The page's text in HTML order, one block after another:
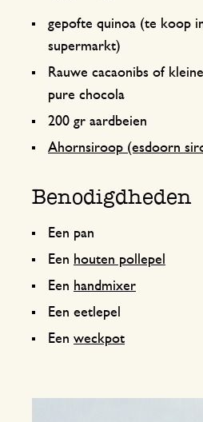
gepofte quinoa (te koop
supermarkt)
Rauwe cacaonibs of
pure chocola
200 gr aardbeien
Ahornsiroop (esdoorn
Benodigdheden
Een pan
Een houten pollepel
Een handmixer
Een eetlepel
Een weckpot